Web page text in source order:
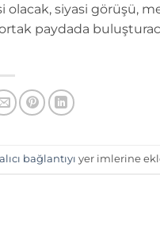
siyasi görüşü,
paydada
bağlantıyı yer imlerine